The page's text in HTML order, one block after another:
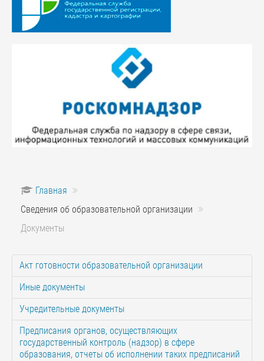
Главная
Сведения об образовательной организации
Документы
Акт готовности образовательной организации
Иные документы
Учредительные документы
Предписания органов, осуществляющих
государственный контроль (надзор) в сфере
образования, отчеты об исполнении таких предписаний